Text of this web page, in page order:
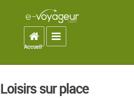
Accueil
Toggle navigation
Accueil
Loisirs sur place